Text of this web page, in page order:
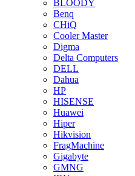
BLOODY
Benq
CHiQ
Cooler Master
Digma
Delta Computers
DELL
Dahua
HP
HISENSE
Huawei
Hiper
Hikvision
FragMachine
Gigabyte
GMNG